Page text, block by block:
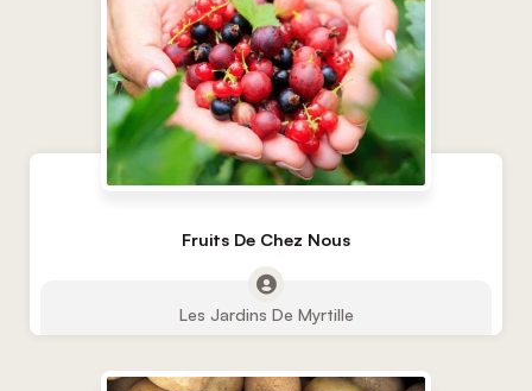
Fruits De Chez Nous
Les Jardins De Myrtille